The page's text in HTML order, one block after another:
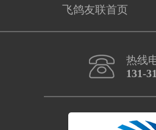
飞鸽友联首页
热线
131-